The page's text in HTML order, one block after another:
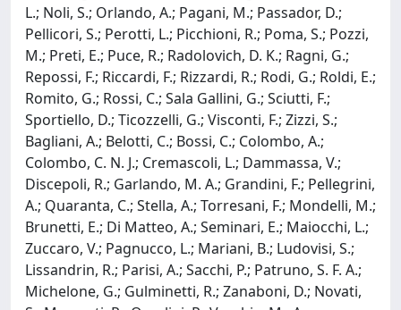
L.; Noli, S.; Orlando, A.; Pagani, M.; Passador, D.;
Pellicori, S.; Perotti, L.; Picchioni, R.; Poma, S.; Pozzi,
M.; Preti, E.; Puce, R.; Radolovich, D. K.; Ragni, G.;
Repossi, F.; Riccardi, F.; Rizzardi, R.; Rodi, G.; Roldi, E.;
Romito, G.; Rossi, C.; Sala Gallini, G.; Sciutti, F.;
Sportiello, D.; Ticozzelli, G.; Visconti, F.; Zizzi, S.;
Bagliani, A.; Belotti, C.; Bossi, C.; Colombo, A.;
Colombo, C. N. J.; Cremascoli, L.; Dammassa, V.;
Discepoli, R.; Garlando, M. A.; Grandini, F.; Pellegrini,
A.; Quaranta, C.; Stella, A.; Torresani, F.; Mondelli, M.;
Brunetti, E.; Di Matteo, A.; Seminari, E.; Maiocchi, L.;
Zuccaro, V.; Pagnucco, L.; Mariani, B.; Ludovisi, S.;
Lissandrin, R.; Parisi, A.; Sacchi, P.; Patruno, S. F. A.;
Michelone, G.; Gulminetti, R.; Zanaboni, D.; Novati,